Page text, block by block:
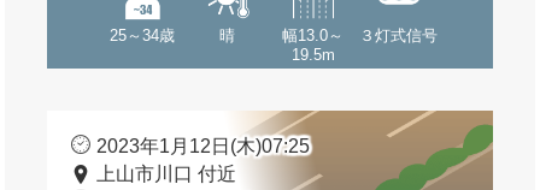
25～34歳 晴
幅13.0～
19.5m
３灯式信号
2023年1月12日(木)07:25
上山市川口 付近